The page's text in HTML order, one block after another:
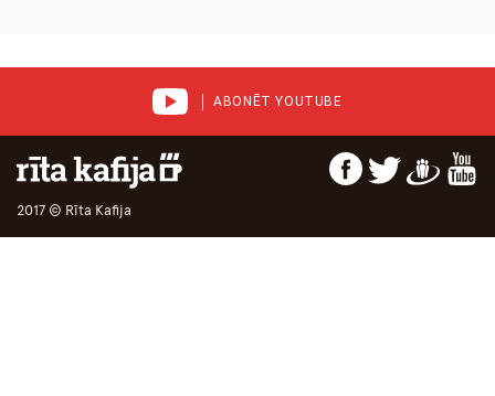
ABONĒT YOUTUBE
2017 © Rīta Kafija